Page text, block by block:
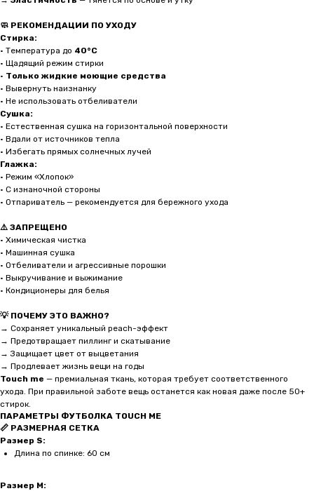
🧼 РЕКОМЕНДАЦИИ ПО УХОДУ
Стирка:
• Температура до 40°C
• Щадящий режим стирки
• Только жидкие моющие средства
• Вывернуть наизнанку
• Не использовать отбеливатели
Сушка:
• Естественная сушка на горизонтальной поверхности
• Вдали от источников тепла
• Избегать прямых солнечных лучей
Глажка:
• Режим «Хлопок»
• С изнаночной стороны
• Отпариватель — рекомендуется для бережного ухода
⚠️ ЗАПРЕЩЕНО
• Химическая чистка
• Машинная сушка
• Отбеливатели и агрессивные порошки
• Выкручивание и выжимание
• Кондиционеры для белья
💡 ПОЧЕМУ ЭТО ВАЖНО?
→ Сохраняет уникальный peach-эффект
→ Предотвращает пиллинг и скатывание
→ Защищает цвет от выцветания
→ Продлевает жизнь вещи на годы
Touch me — премиальная ткань, которая требует соответственного
ухода. При правильной заботе вещь останется как новая даже после 50+
стирок.
ПАРАМЕТРЫ ФУТБОЛКА TOUCH ME
📏 РАЗМЕРНАЯ СЕТКА
Размер S:
Длина по спинке: 60 см
Размер M: